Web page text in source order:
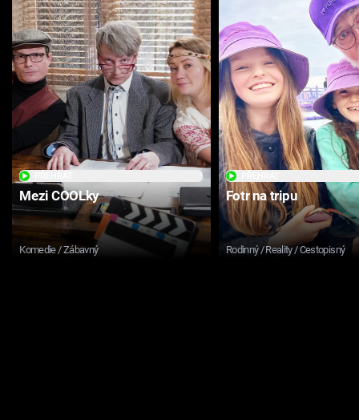
Mezi COOLky
Komedie / Zábavný
Fotr na tripu
Rodinný / Reality / Cestopisný